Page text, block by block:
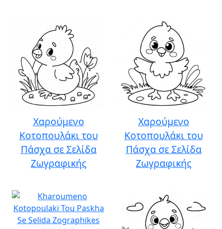
Χαρούμενο
Κοτοπουλάκι του
Πάσχα σε Σελίδα
Ζωγραφικής
Χαρούμενο
Κοτοπουλάκι του
Πάσχα σε Σελίδα
Ζωγραφικής